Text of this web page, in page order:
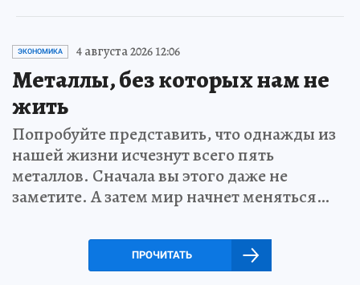
ЭКОНОМИКА 4 августа 2026 12:06
Металлы, без которых нам не
жить
Попробуйте представить, что однажды из
нашей жизни исчезнут всего пять
металлов. Сначала вы этого даже не
заметите. А затем мир начнет меняться…
ПРОЧИТАТЬ